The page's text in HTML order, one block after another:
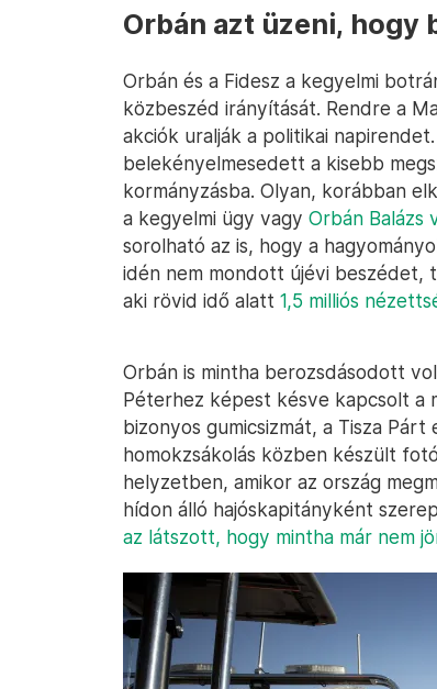
Orbán azt üzeni, hogy
Orbán és a Fidesz a kegyelmi
közbeszéd irányítását. Rendre a
akciók uralják a politikai
belekényelmesedett a kisebb
kormányzásba. Olyan, korábban
a kegyelmi ügy vagy Orbán Balázs
sorolható az is, hogy a
idén nem mondott újévi beszédet,
aki rövid idő alatt 1,5 milliós
Orbán is mintha berozsdásodott
Péterhez képest késve kapcsolt a
bizonyos gumicsizmát, a Tisza
homokzsákolás közben készült
helyzetben, amikor az ország
hídon álló hajóskapitányként
az látszott, hogy mintha már nem